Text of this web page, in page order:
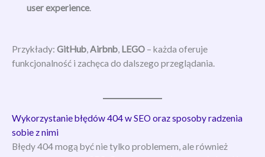
user experience.
Przykłady: GitHub,Airbnb, LEGO – każda oferuje
funkcjonalność i zachęca do dalszego przeglądania.
Wykorzystanie błędów 404 w SEO oraz sposoby radzenia
sobie z nimi
Błędy 404 mogą być nie tylko problemem, ale również